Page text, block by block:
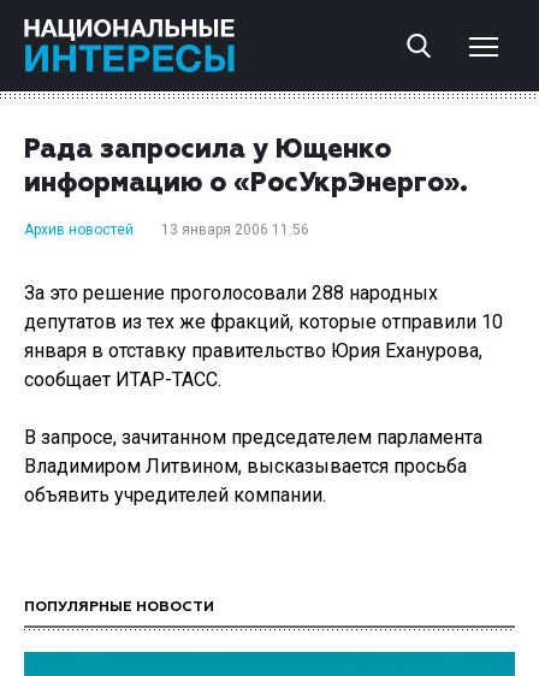
Рада запросила у Ющенко
информацию о «РосУкрЭнерго».
Архив новостей 13 января 2006 11:56
За это решение проголосовали 288 народных
депутатов из тех же фракций, которые отправили 10
января в отставку правительство Юрия Еханурова,
сообщает ИТАР-ТАСС.
В запросе, зачитанном председателем парламента
Владимиром Литвином, высказывается просьба
объявить учредителей компании.
ПОПУЛЯРНЫЕ НОВОСТИ